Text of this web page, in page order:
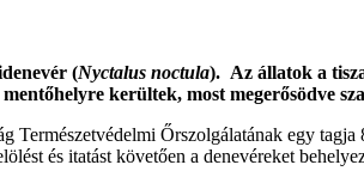
(Nyctalus noctula). Az állatok a
kerültek, most megerősödve
Őrszolgálatának egy
és itatást követően a denevéreket